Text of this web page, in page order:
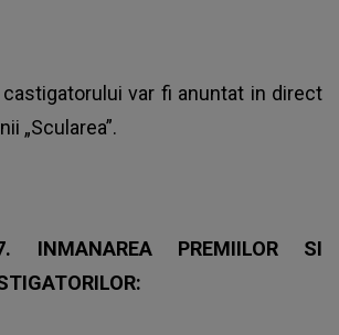
var fi anuntat in direct
„Scularea”.
7. INMANAREA PREMIILOR SI